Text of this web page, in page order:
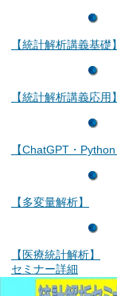
【統計解析講義基礎】
【統計解析講義応用】
【ChatGPT・Python
【多変量解析】
【医療統計解析】
セミナー詳細